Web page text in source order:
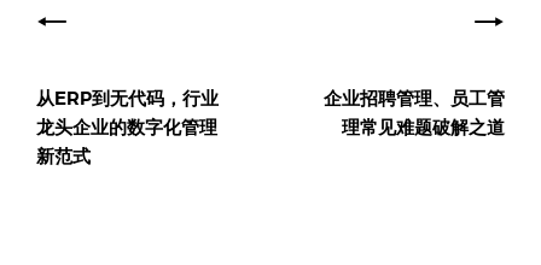
章
航从ERP到无代码，行业
龙头企业的数字化管理
新范式
企业招聘管理、员工管
理常见难题破解之道